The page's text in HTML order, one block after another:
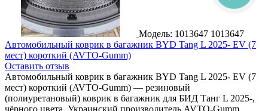
Модель: 1013647 1013647
Автомобильный коврик в багажник BYD Tang L 2025- EV (7
мест) короткий (AVTO-Gumm)
Оставить отзыв
Автомобильный коврик в багажник BYD Tang L 2025- EV (7
мест) короткий (AVTO-Gumm) — резиновый
(полиуретановый) коврик в багажник для БИД Танг L 2025-,
чёрного цвета. Украинский производитель AVTO-Gumm